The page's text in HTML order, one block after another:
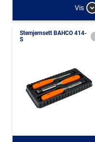
Vis
Stemjernsett BAHCO 414-
S